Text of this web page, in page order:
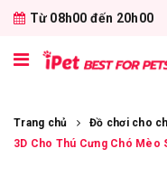
Từ 08h00 đến 20h00
Trang chủ Đồ chơi cho
3D Cho Thú Cưng Chó Mèo